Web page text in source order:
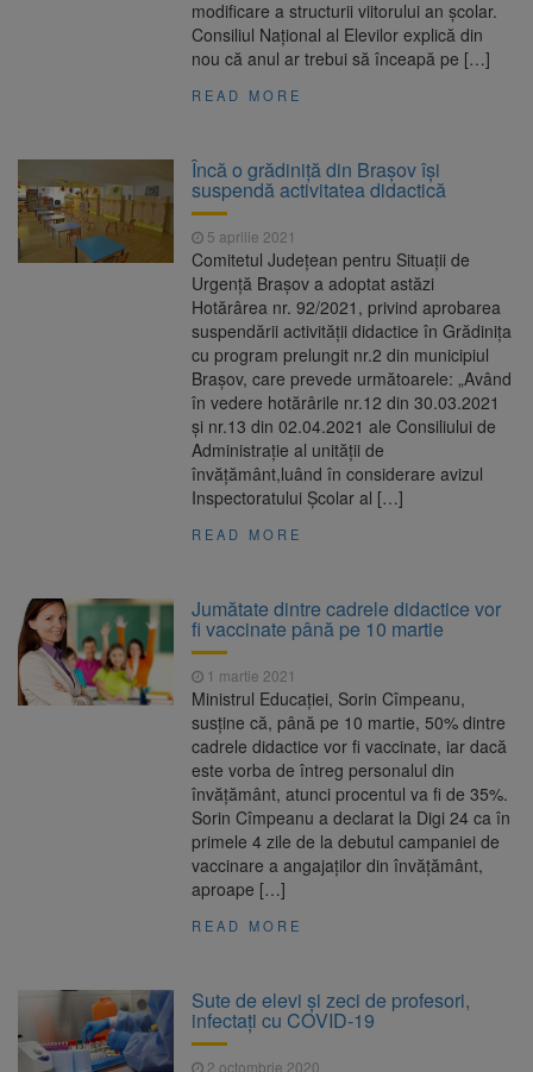
modificare a structurii viitorului an școlar.
Consiliul Naţional al Elevilor explică din
nou că anul ar trebui să înceapă pe […]
READ MORE
Încă o grădiniţă din Braşov îşi
suspendă activitatea didactică
5 aprilie 2021
Comitetul Județean pentru Situații de
Urgență Brașov a adoptat astăzi
Hotărârea nr. 92/2021, privind aprobarea
suspendării activității didactice în Grădinița
cu program prelungit nr.2 din municipiul
Brașov, care prevede următoarele: „Având
în vedere hotărârile nr.12 din 30.03.2021
și nr.13 din 02.04.2021 ale Consiliului de
Administrație al unității de
învățământ,luând în considerare avizul
Inspectoratului Școlar al […]
READ MORE
Jumătate dintre cadrele didactice vor
fi vaccinate până pe 10 martie
1 martie 2021
Ministrul Educaţiei, Sorin Cîmpeanu,
susține că, până pe 10 martie, 50% dintre
cadrele didactice vor fi vaccinate, iar dacă
este vorba de întreg personalul din
învăţământ, atunci procentul va fi de 35%.
Sorin Cîmpeanu a declarat la Digi 24 ca în
primele 4 zile de la debutul campaniei de
vaccinare a angajaților din învățământ,
aproape […]
READ MORE
Sute de elevi și zeci de profesori,
infectați cu COVID-19
2 octombrie 2020